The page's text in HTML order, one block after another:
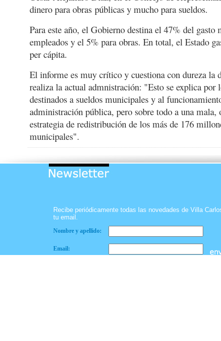
dinero para obras públicas y mucho para sueldos.
Para este año, el Gobierno destina el 47% del gasto
empleados y el 5% para obras. En total, el Estado
per cápita.
El informe es muy crítico y cuestiona con dureza la
realiza la actual admnistración: "Esto se explica por
destinados a sueldos municipales y al
administración pública, pero sobre todo a una mala,
estrategia de redistribución de los más de 176
municipales".
Recibe periódicamente todas las novedades de Villa
tu email.
Nombre y apellido:
Email: